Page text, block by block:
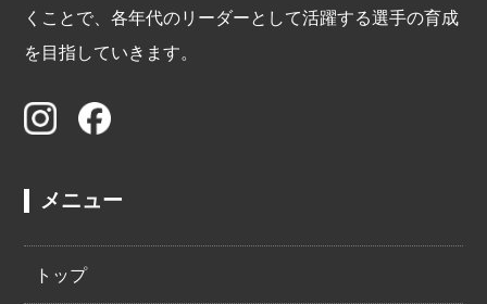
くことで、各年代のリーダーとして活躍する選手の育成
を目指していきます。
メニュー
トップ